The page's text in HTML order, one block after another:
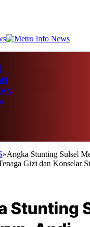
»Angka Stunting Sulsel
Gizi dan Konselar
Stunting